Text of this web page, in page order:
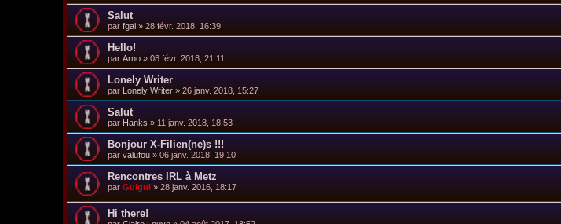
Salut
par fgai » 28 févr. 2018, 16:39
Hello!
par Arno » 08 févr. 2018, 21:11
Lonely Writer
par Lonely Writer » 26 janv. 2018, 15:27
Salut
par Hanks » 11 janv. 2018, 18:53
Bonjour X-Filien(ne)s !!!
par valufou » 06 janv. 2018, 19:10
Rencontres IRL à Metz
par Guigui » 28 janv. 2016, 18:17
Hi there!